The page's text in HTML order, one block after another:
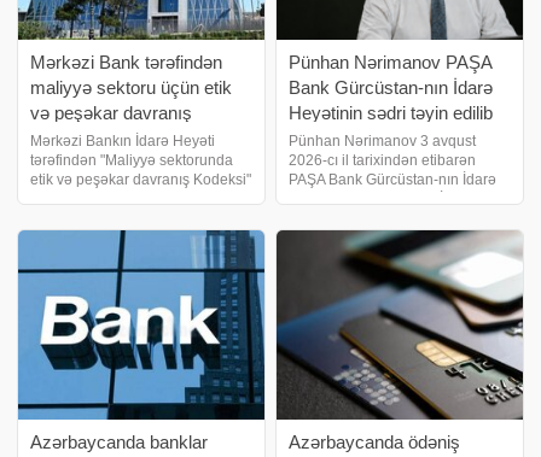
Mərkəzi Bank tərəfindən
maliyyə sektoru üçün etik
və peşəkar davranış
kodeksi təsdiqlənib
Mərkəzi Bankın İdarə Heyəti
tərəfindən "Maliyyə sektorunda
etik və peşəkar davranış Kodeksi"
çalışan bütün peşəkarlar üçün
vahid davranış çərçivəs
Pünhan Nərimanov PAŞA
Bank Gürcüstan-nın İdarə
Heyətinin sədri təyin edilib
Pünhan Nərimanov 3 avqust
2026-cı il tarixindən etibarən
PAŞA Bank Gürcüstan-nın İdarə
Bu təyinat bankda əvvəlcədən
planlaşdırılmış rəhbərlik
dəyişikliyi prosesini
Azərbaycanda banklar
Azərbaycanda ödəniş